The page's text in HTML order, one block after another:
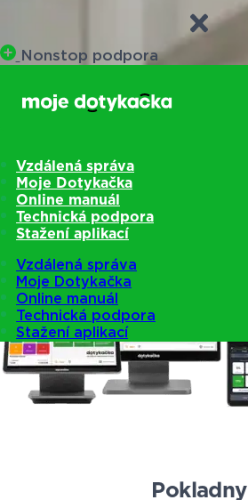
Nonstop podpora
Vzdálená správa
Moje Dotykačka
Online manuál
Technická podpora
Stažení aplikací
Vzdálená správa
Moje Dotykačka
Online manuál
Technická podpora
Stažení aplikací
Pokladny